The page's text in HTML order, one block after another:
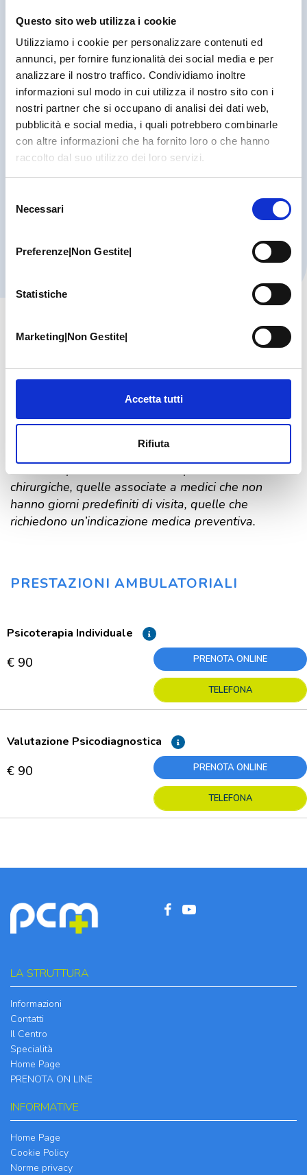
Questo sito web utilizza i cookie
Utilizziamo i cookie per personalizzare contenuti ed
annunci, per fornire funzionalità dei social media e per
analizzare il nostro traffico. Condividiamo inoltre
informazioni sul modo in cui utilizza il nostro sito con i
nostri partner che si occupano di analisi dei dati web,
pubblicità e social media, i quali potrebbero combinarle
con altre informazioni che ha fornito loro o che hanno
raccolto dal suo utilizzo dei loro servizi.
delNecessari
Preferenze|Non Gestite|
Statistiche
Marketing|Non Gestite|
Accetta tutti
Rifiuta
psicologo psicoterapeuta con lo staff clinico dell’Istituto
Mi sono dedicato per alcuni anni alla ricerca e alla
consulenza psicologica presso la Facoltà di Psicologia
dell’Università degli Studi di Parma come Cultore di
materia.
Sono co-fondatore attivo del gruppo professionale
“Psicowell” di Modena e Parma, quale promotore
del Counseling Psicologico per la prevenzione e il
benessere psicologico.
Come libero professionista, svolgo attività di
Consulenza Psicologica e di Psicoterapia per adulti
e adolescenti, per coppie e famiglie, presso il
pubbliche di Modena, Parma, Sassuolo, Carpi,
Vignola, Castelfranco Emilia e Massa Carrara.
Gli importi indicati sono riferiti al listino privati
ufficiale: le prestazioni in convenzione hanno un
costo inferiore (per maggiori informazioni
la segreteria PCMal numero059.306196).
All’importo va sempre aggiunto il costo
dell’imposta di bollo, pari a€ 2,00
Non sono prenotabili on line le prestazioni
chirurgiche, quelle associate a medici che non
hanno giorni predefiniti di visita, quelle che
richiedono un’indicazione medica preventiva.
PRESTAZIONI AMBULATORIALI
Psicoterapia Individuale
€ 90 PRENOTA ONLINE
TELEFONA
Valutazione Psicodiagnostica
€ 90 PRENOTA ONLINE
TELEFONA
LA STRUTTURA
Informazioni
Contatti
Il Centro
Specialità
Home Page
PRENOTA ON LINE
INFORMATIVE
Home Page
Cookie Policy
Norme privacy